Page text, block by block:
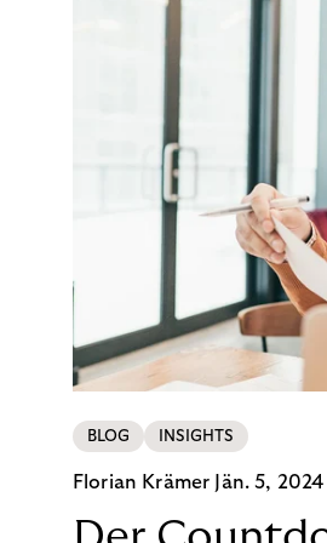
BLOG INSIGHTS
Florian Krämer Jän. 5, 2024